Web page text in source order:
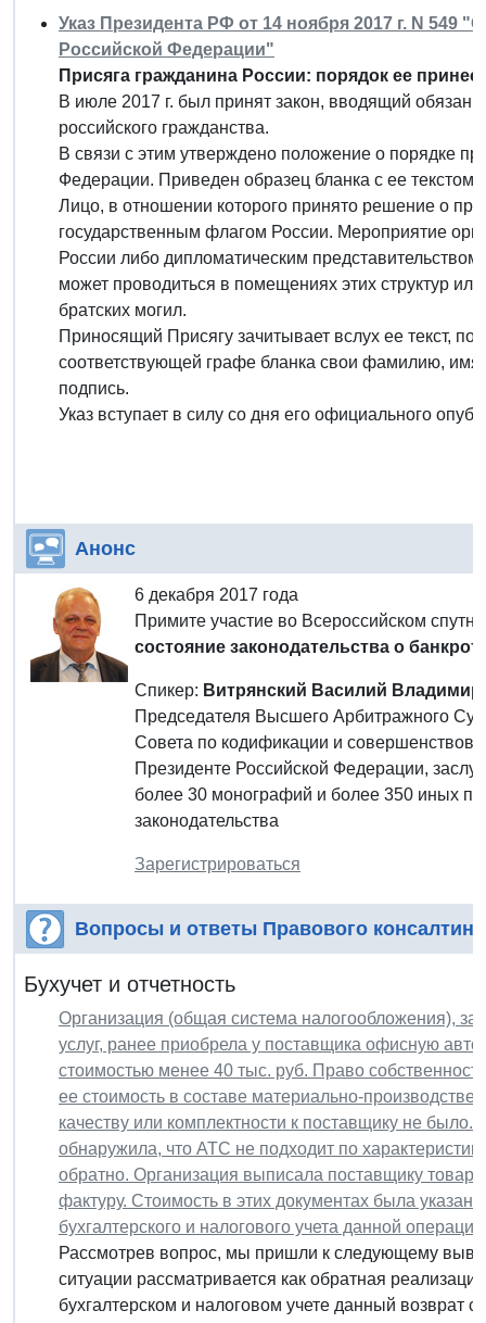
Указ Президента РФ от 14 ноября 2017 г. N 549
Российской Федерации"
Присяга гражданина России: порядок ее
В июле 2017 г. был принят закон, вводящий
российского гражданства.
В связи с этим утверждено положение о порядке
Федерации. Приведен образец бланка с ее текстом.
Лицо, в отношении которого принято решение о
государственным флагом России. Мероприятие
России либо дипломатическим
может проводиться в помещениях этих структур
братских могил.
Приносящий Присягу зачитывает вслух ее текст,
соответствующей графе бланка свои фамилию, имя
подпись.
Указ вступает в силу со дня его официального
Анонс
6 декабря 2017 года
Примите участие во Всероссийском
состояние законодательства о
Спикер: Витрянский Василий
Председателя Высшего Арбитражного
Совета по кодификации и
Президенте Российской Федерации,
более 30 монографий и более 350 иных
законодательства
Зарегистрироваться
Вопросы и ответы Правового
Бухучет и отчетность
Организация (общая система налогообложения),
услуг, ранее приобрела у поставщика офисную
стоимостью менее 40 тыс. руб. Право
ее стоимость в составе материально-
качеству или комплектности к поставщику не
обнаружила, что АТС не подходит по
обратно. Организация выписала поставщику
фактуру. Стоимость в этих документах была
бухгалтерского и налогового учета данной
Рассмотрев вопрос, мы пришли к следующему
ситуации рассматривается как обратная
бухгалтерском и налоговом учете данный возврат